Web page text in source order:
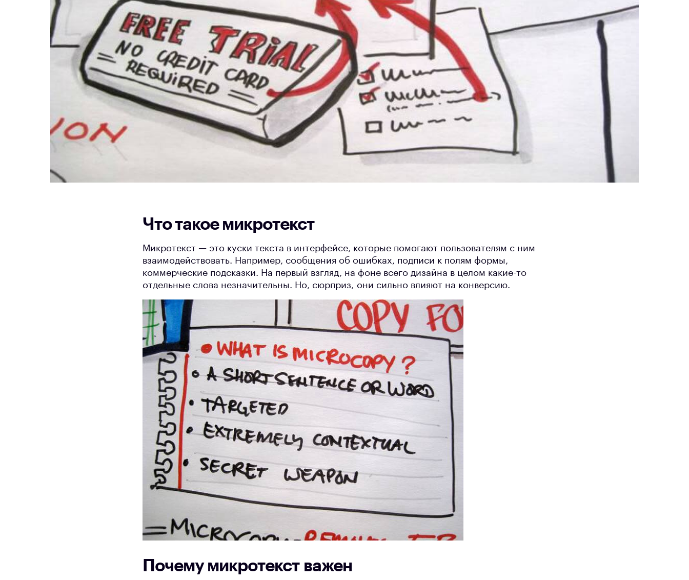
Что такое микротекст
Микротекст — это куски текста в интерфейсе, которые помогают пользователям с ним
взаимодействовать. Например, сообщения об ошибках, подписи к полям формы,
коммерческие подсказки. На первый взгляд, на фоне всего дизайна в целом какие-то
отдельные слова незначительны. Но, сюрприз, они сильно влияют на конверсию.
Почему микротекст важен